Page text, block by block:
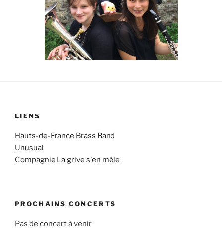
LIENS
Hauts-de-France Brass Band
Unusual
Compagnie La grive s'en mêle
PROCHAINS CONCERTS
Pas de concert à venir